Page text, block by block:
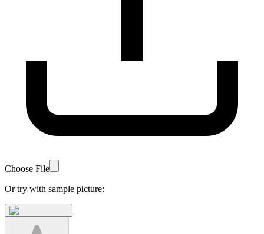
Choose File
Or try with sample picture: